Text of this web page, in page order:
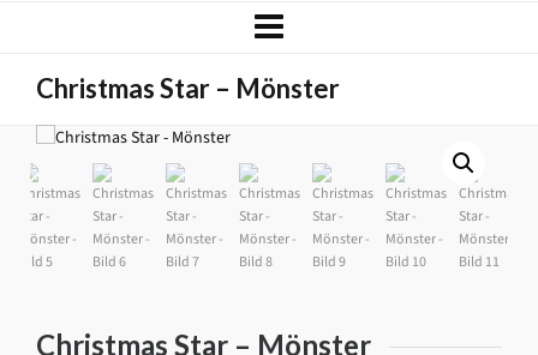
Christmas Star – Mönster
Christmas Star – Mönster